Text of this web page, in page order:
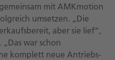
mit AMKmotion
umsetzen. „Die
aber sie lief“,
war schon
komplett neue Antriebs-